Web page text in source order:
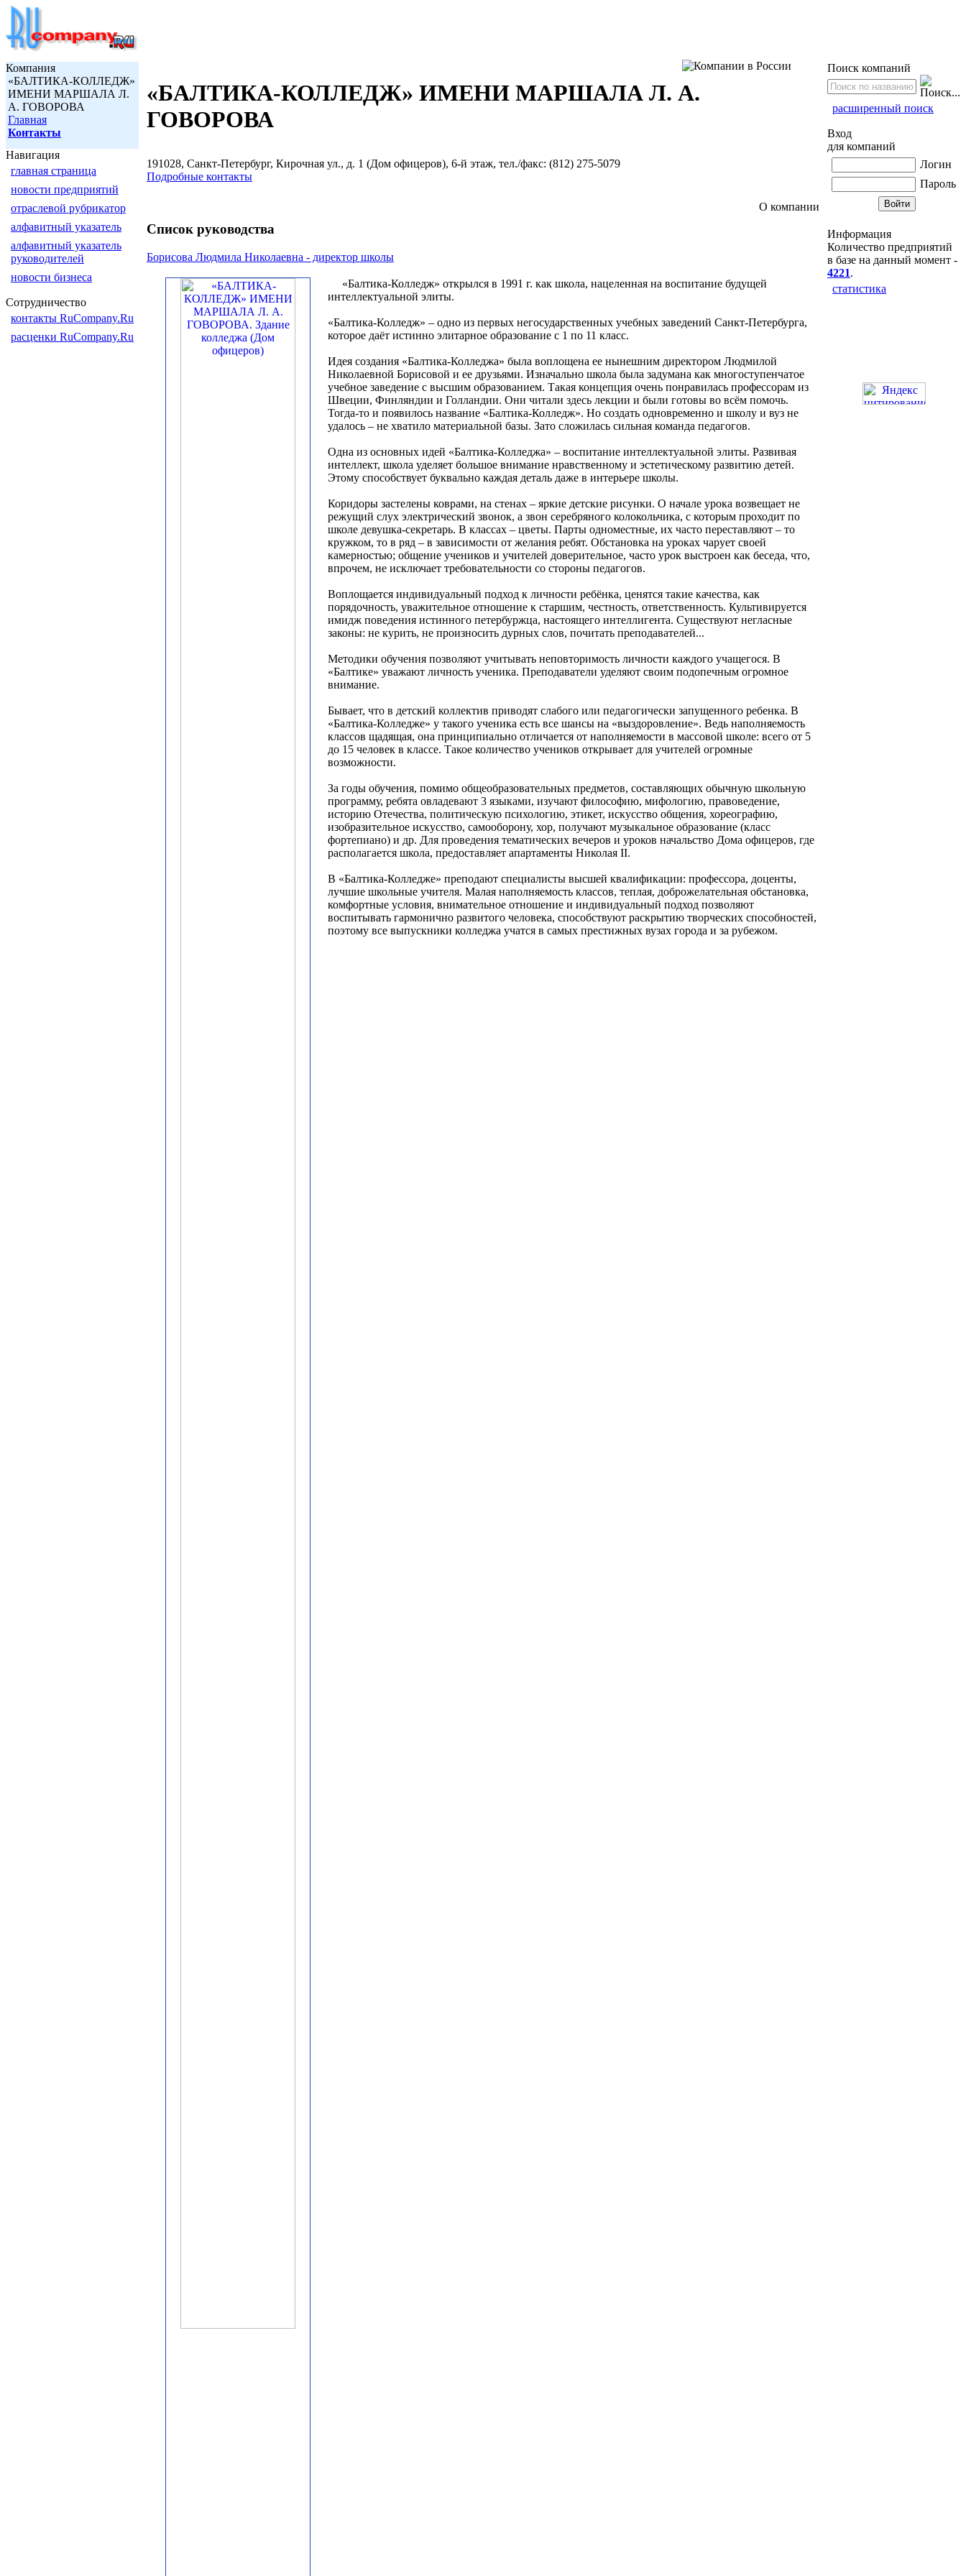
Компания
«БАЛТИКА-КОЛЛЕДЖ»
ИМЕНИ МАРШАЛА Л.
А. ГОВОРОВА
Главная
Контакты
Навигация
главная страница
новости предприятий
отраслевой рубрикатор
алфавитный указатель
алфавитный указатель
руководителей
новости бизнеса
Сотрудничество
контакты RuCompany.Ru
расценки RuCompany.Ru
«БАЛТИКА-КОЛЛЕДЖ» ИМЕНИ МАРШАЛА Л. А.
ГОВОРОВА
191028, Санкт-Петербург, Кирочная ул., д. 1 (Дом офицеров), 6-й этаж, тел./факс: (812) 275-5079
Подробные контакты
О компании
Список руководства
Борисова Людмила Николаевна - директор школы
«Балтика-Колледж» открылся в 1991 г. как школа, нацеленная на воспитание будущей
интеллектуальной элиты.
«Балтика-Колледж» – одно из первых негосударственных учебных заведений Санкт-Петербурга,
которое даёт истинно элитарное образование с 1 по 11 класс.
Идея создания «Балтика-Колледжа» была воплощена ее нынешним директором Людмилой
Николаевной Борисовой и ее друзьями. Изначально школа была задумана как многоступенчатое
учебное заведение с высшим образованием. Такая концепция очень понравилась профессорам из
Швеции, Финляндии и Голландии. Они читали здесь лекции и были готовы во всём помочь.
Тогда-то и появилось название «Балтика-Колледж». Но создать одновременно и школу и вуз не
удалось – не хватило материальной базы. Зато сложилась сильная команда педагогов.
Одна из основных идей «Балтика-Колледжа» – воспитание интеллектуальной элиты. Развивая
интеллект, школа уделяет большое внимание нравственному и эстетическому развитию детей.
Этому способствует буквально каждая деталь даже в интерьере школы.
Коридоры застелены коврами, на стенах – яркие детские рисунки. О начале урока возвещает не
режущий слух электрический звонок, а звон серебряного колокольчика, с которым проходит по
школе девушка-секретарь. В классах – цветы. Парты одноместные, их часто переставляют – то
кружком, то в ряд – в зависимости от желания ребят. Обстановка на уроках чарует своей
камерностью; общение учеников и учителей доверительное, часто урок выстроен как беседа, что,
впрочем, не исключает требовательности со стороны педагогов.
Воплощается индивидуальный подход к личности ребёнка, ценятся такие качества, как
порядочность, уважительное отношение к старшим, честность, ответственность. Культивируется
имидж поведения истинного петербуржца, настоящего интеллигента. Существуют негласные
законы: не курить, не произносить дурных слов, почитать преподавателей...
Методики обучения позволяют учитывать неповторимость личности каждого учащегося. В
«Балтике» уважают личность ученика. Преподаватели уделяют своим подопечным огромное
внимание.
Бывает, что в детский коллектив приводят слабого или педагогически запущенного ребенка. В
«Балтика-Колледже» у такого ученика есть все шансы на «выздоровление». Ведь наполняемость
классов щадящая, она принципиально отличается от наполняемости в массовой школе: всего от 5
до 15 человек в классе. Такое количество учеников открывает для учителей огромные
возможности.
За годы обучения, помимо общеобразовательных предметов, составляющих обычную школьную
программу, ребята овладевают 3 языками, изучают философию, мифологию, правоведение,
историю Отечества, политическую психологию, этикет, искусство общения, хореографию,
изобразительное искусство, самооборону, хор, получают музыкальное образование (класс
фортепиано) и др. Для проведения тематических вечеров и уроков начальство Дома офицеров, где
располагается школа, предоставляет апартаменты Николая II.
В «Балтика-Колледже» преподают специалисты высшей квалификации: профессора, доценты,
лучшие школьные учителя. Малая наполняемость классов, теплая, доброжелательная обстановка,
комфортные условия, внимательное отношение и индивидуальный подход позволяют
воспитывать гармонично развитого человека, способствуют раскрытию творческих способностей,
поэтому все выпускники колледжа учатся в самых престижных вузах города и за рубежом.
Поиск компаний
расширенный поиск
Вход
для компаний
Логин
Пароль
Информация
Количество предприятий
в базе на данный момент -
4221.
статистика